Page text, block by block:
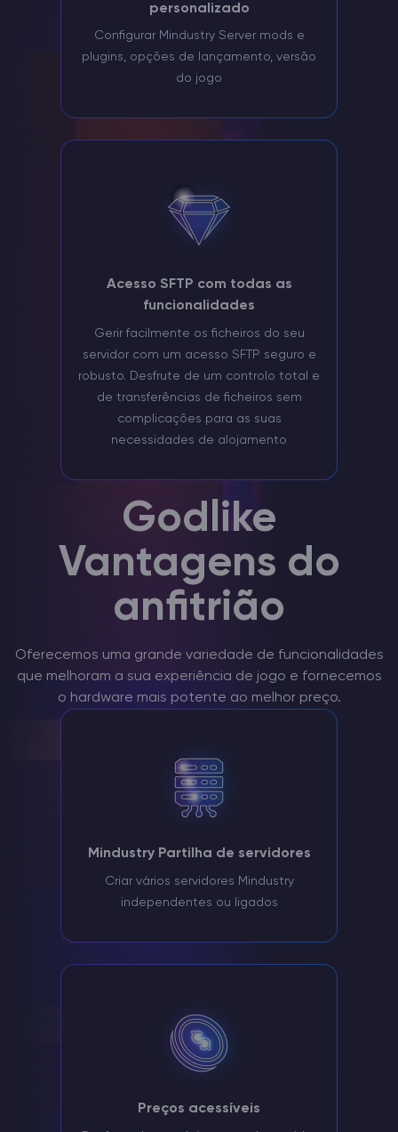
personalizado
Configurar Mindustry Server mods e
plugins, opções de lançamento, versão
do jogo
Acesso SFTP com todas as
funcionalidades
Gerir facilmente os ficheiros do seu
servidor com um acesso SFTP seguro e
robusto. Desfrute de um controlo total e
de transferências de ficheiros sem
complicações para as suas
necessidades de alojamento
Godlike
Vantagens do
anfitrião
Oferecemos uma grande variedade de funcionalidades
que melhoram a sua experiência de jogo e fornecemos
o hardware mais potente ao melhor preço.
Mindustry Partilha de servidores
Criar vários servidores Mindustry
independentes ou ligados
Preços acessíveis